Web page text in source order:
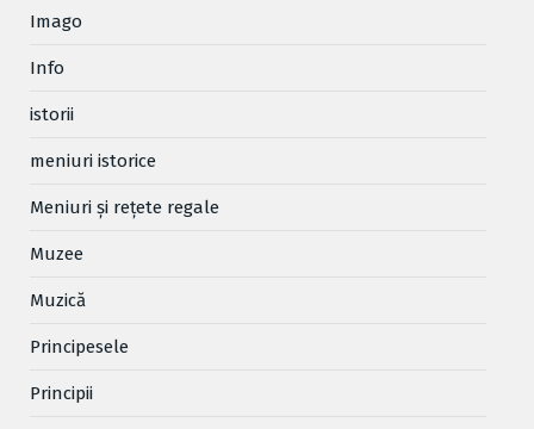
Imago
Info
istorii
meniuri istorice
Meniuri și rețete regale
Muzee
Muzică
Principesele
Principii